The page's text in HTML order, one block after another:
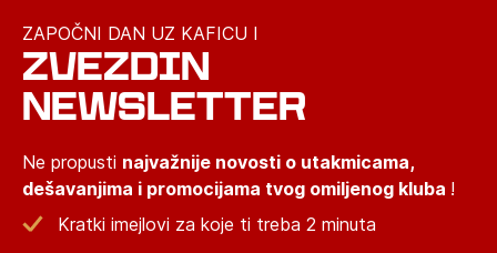
ZAPOČNI DAN UZ KAFICU I
ZVEZDIN
NEWSLETTER
Ne propusti najvažnije novosti o utakmicama,
dešavanjima i promocijama tvog omiljenog kluba !
Kratki imejlovi za koje ti treba 2 minuta